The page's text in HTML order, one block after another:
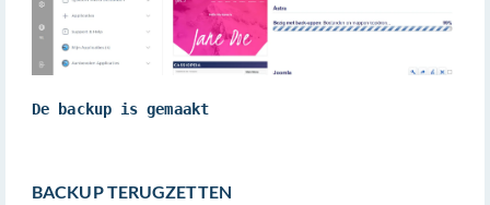
De backup is gemaakt
BACKUP TERUGZETTEN